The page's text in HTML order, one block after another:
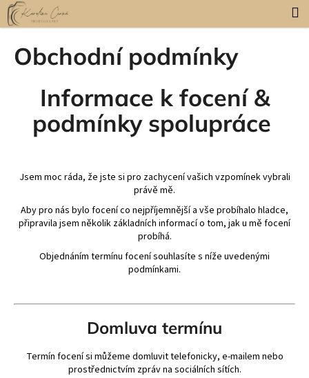
Přejít
na
obsah
Obchodní podmínky
Informace k focení &
podmínky spolupráce
Jsem moc ráda, že jste si pro zachycení vašich vzpomínek vybrali
právě mě.
Aby pro nás bylo focení co nejpříjemnější a vše probíhalo hladce,
připravila jsem několik základních informací o tom, jak u mě focení
probíhá.
Objednáním termínu focení souhlasíte s níže uvedenými
podmínkami.
Domluva termínu
Termín focení si můžeme domluvit telefonicky, e-mailem nebo
prostřednictvím zpráv na sociálních sítích.
K
o
e
u
n